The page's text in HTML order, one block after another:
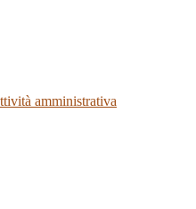
amministrativa